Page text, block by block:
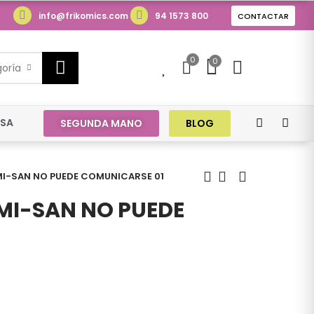
info@frikomics.com 94 1573 800 CONTACTAR
0 0
SEGUNDA MANO BLOG
SAN NO PUEDE COMUNICARSE 01
SAN NO PUEDE